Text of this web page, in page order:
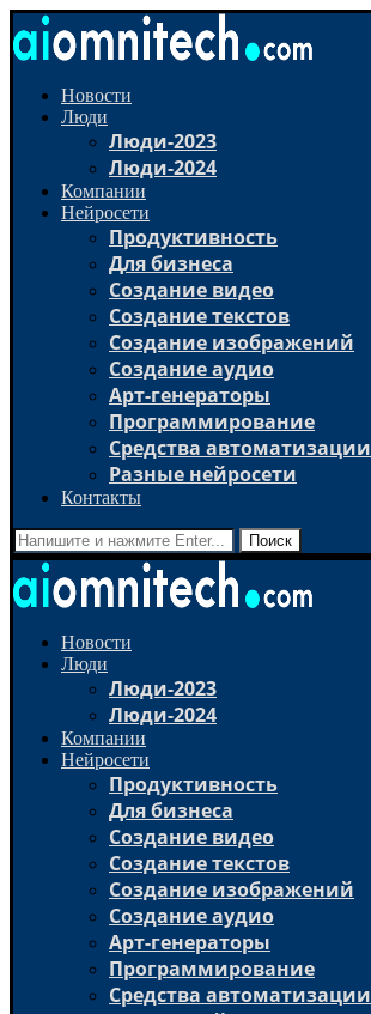
Новости
Люди
Люди-2023
Люди-2024
Компании
Нейросети
Продуктивность
Для бизнеса
Создание видео
Создание текстов
Создание изображений
Создание аудио
Арт-генераторы
Программирование
Средства автоматизации
Разные нейросети
Контакты
Поиск
Новости
Люди
Люди-2023
Люди-2024
Компании
Нейросети
Продуктивность
Для бизнеса
Создание видео
Создание текстов
Создание изображений
Создание аудио
Арт-генераторы
Программирование
Средства автоматизации